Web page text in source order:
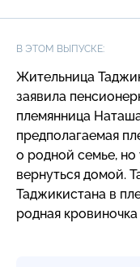
В ЭТОМ ВЫПУСКЕ:
Жительница
заявила
племянница
предполагаемая
о родной семье, но
вернуться домой.
Таджикистана в
родная